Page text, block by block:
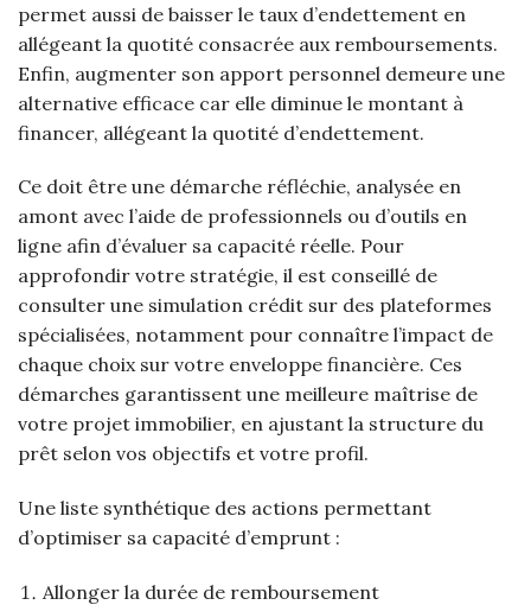
permet aussi de baisser le taux d’endettement en
allégeant la quotité consacrée aux remboursements.
Enfin, augmenter son apport personnel demeure une
alternative efficace car elle diminue le montant à
financer, allégeant la quotité d’endettement.
Ce doit être une démarche réfléchie, analysée en
amont avec l’aide de professionnels ou d’outils en
ligne afin d’évaluer sa capacité réelle. Pour
approfondir votre stratégie, il est conseillé de
consulter une simulation crédit sur des plateformes
spécialisées, notamment pour connaître l’impact de
chaque choix sur votre enveloppe financière. Ces
démarches garantissent une meilleure maîtrise de
votre projet immobilier, en ajustant la structure du
prêt selon vos objectifs et votre profil.
Une liste synthétique des actions permettant
d’optimiser sa capacité d’emprunt :
Allonger la durée de remboursement